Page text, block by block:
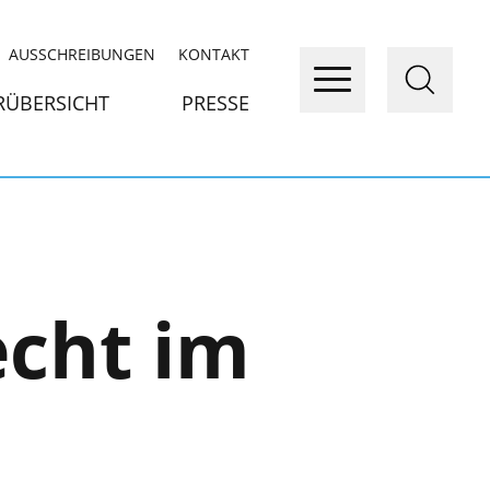
AUSSCHREIBUNGEN KONTAKT
PRESSE
im